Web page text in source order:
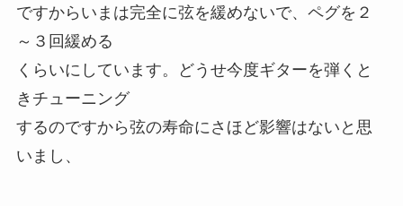
ですからいまは完全に弦を緩めないで、ペグを２
～３回緩める
くらいにしています。どうせ今度ギターを弾くと
きチューニング
するのですから弦の寿命にさほど影響はないと思
いまし、